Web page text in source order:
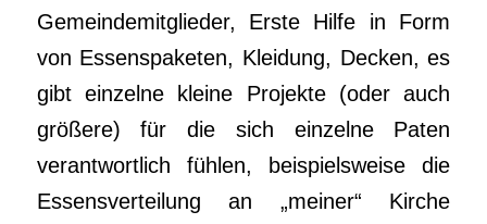
Gemeindemitglieder, Erste Hilfe in Form
von Essenspaketen, Kleidung, Decken, es
gibt einzelne kleine Projekte (oder auch
größere) für die sich einzelne Paten
verantwortlich fühlen, beispielsweise die
Essensverteilung an „meiner“ Kirche